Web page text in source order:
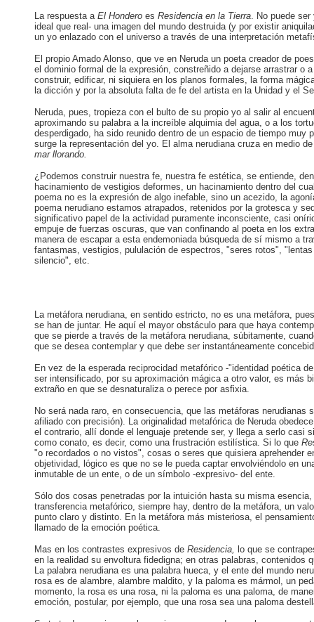
La respuesta a El Hondero es Residencia en la Tierra. No puede
ideal que real- una imagen del mundo destruida (y por existir
un yo enlazado con el universo a través de una interpretación
El propio Amado Alonso, que ve en Neruda un poeta creador de
el dominio formal de la expresión, constreñido a dejarse arrastrar
construir, edificar, ni siquiera en los planos formales, la forma
la dicción y por la absoluta falta de fe del artista en la Unidad y el
Neruda, pues, tropieza con el bulto de su propio yo al salir al
aproximando su palabra a la increíble alquimia del agua, o a los
desperdigado, ha sido reunido dentro de un espacio de tiempo
surge la representación del yo. El alma nerudiana cruza en medio
mar llorando.
¿Podemos construir nuestra fe, nuestra fe estética, se entiende,
hacinamiento de vestigios deformes, un hacinamiento dentro del
poema no es la expresión de algo inefable, sino un acezido, la
poema nerudiano estamos atrapados, retenidos por la grotesca y
significativo papel de la actividad puramente inconsciente, casi
empuje de fuerzas oscuras, que van confinando al poeta en los
manera de escapar a esta endemoniada búsqueda de sí mismo a
fantasmas, vestigios, pululación de espectros, "seres rotos",
silencio", etc.
La metáfora nerudiana, en sentido estricto, no es una metáfora,
se han de juntar. He aquí el mayor obstáculo para que haya
que se pierde a través de la metáfora nerudiana, súbitamente,
que se desea contemplar y que debe ser instantáneamente
En vez de la esperada reciprocidad metafórico -"identidad poética
ser intensificado, por su aproximación mágica a otro valor, es más
extraño en que se desnaturaliza o perece por asfixia.
No será nada raro, en consecuencia, que las metáforas
afiliado con precisión). La originalidad metafórica de Neruda
el contrario, allí donde el lenguaje pretende ser, y llega a serlo casi
como conato, es decir, como una frustración estilística. Si lo que
"o recordados o no vistos", cosas o seres que quisiera aprehender
objetividad, lógico es que no se le pueda captar envolviéndolo en
inmutable de un ente, o de un símbolo -expresivo- del ente.
Sólo dos cosas penetradas por la intuición hasta su misma
transferencia metafórico, siempre hay, dentro de la metáfora, un
punto claro y distinto. En la metáfora más misteriosa, el
llamado de la emoción poética.
Mas en los contrastes expresivos de Residencia, lo que se
en la realidad su envoltura fidedigna; en otras palabras, contenidos
La palabra nerudiana es una palabra hueca, y el ente del mundo
rosa es de alambre, alambre maldito, y la paloma es mármol, un
momento, la rosa es una rosa, ni la paloma es una paloma, de
emoción, postular, por ejemplo, que una rosa sea una paloma